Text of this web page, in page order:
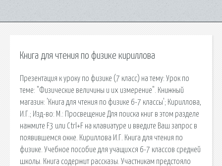
Книга для чтения по физике кириллова
Презентация к уроку по физике (7 класс) на тему: Урок по
теме: "Физические величины и их измерение". Книжный
магазин: 'Книга для чтения по физике 6-7 классы'; Кириллова,
И.Г.; Изд-во: М.: Просвещение Для поиска книг в этом разделе
нажмите F3 или Ctrl+F на клавиатуре и введите Ваш запрос в
появившемся окне. Кириллова И.Г. Книга для чтения по
физике. Учебное пособие для учащихся 6-7 классов средней
школы. Книга содержит рассказы. Участникам предстояло